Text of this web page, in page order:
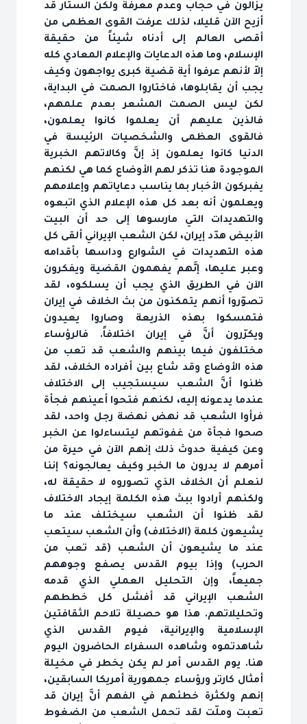
يزالون في حجاب وعدم معرفة ولكن الستار قد
أزيح الآن قليلا، لذلك عرفت القوى العظمى من
أقصى العالم إلى أدناه شيئاً من حقيقة
الإسلام، وما هذه الدعايات والإعلام المعادي كله
إلاّ لأنهم عرفوا أية قضية كبرى يواجهون وكيف
يجب أن يقابلوها، فاختاروا الصمت في البداية،
لكن ليس الصمت المشعر بعدم علمهم،
فالذين عليهم أن يعلموا كانوا يعلمون،
فالقوى العظمى والشخصيات الرئيسة في
الدنيا كانوا يعلمون إذ إنَّ وكالاتهم الخبرية
الموجودة هنا تذكر لهم الأوضاع كما هي لكنهم
يفبركون الأخبار بما يناسب دعاياتهم وإعلامهم
ويعلمون أنه بعد كل هذه الإعلام الذي اتبعوه
والتهديدات التي مارسوها إلى حد أن البيت
الأبيض هدّد إيران، لكن الشعب الإيراني ألقى كل‏
هذه التهديدات في الشوارع وداسها بأقدامه
وعبر عليها، إنَّهم يفهمون القضية ويفكرون
الآن في الطريق الذي يجب أن يسلكوه، لقد
تصوّروا أنهم يتمكنون من بث الخلاف في إيران
فتمسكوا بهذه الذريعة وصاروا يعيدون
ويكرّرون أنَّ في إيران اختلافاً. فالرؤساء
مختلفون فيما بينهم والشعب قد تعب من
هذه الأوضاع وقد شاع بين أفراده الخلاف، لقد
ظنوا أنَّ الشعب سيستجيب إلى الاختلاف
عندما يدعونه إليه، لكنهم فتحوا أعينهم فجأة
فرأوا الشعب قد نهض نهضة رجل واحد، لقد
صحوا فجأة من غفوتهم ليتساءلوا عن الخبر
وعن كيفية حدوث ذلك إنهم الآن في حيرة من
أمرهم لا يدرون ما الخبر وكيف يعالجونه؟ إننا
لنعلم أن الخلاف الذي تصوروه لا حقيقة له،
ولكنهم أرادوا ببث هذه الكلمة إيجاد الاختلاف
لقد ظنوا أن الشعب سيختلف عند ما
يشيعون كلمة (الاختلاف) وأن الشعب سيتعب
عند ما يشيعون أن الشعب (قد تعب من
الحرب) وإذا بيوم القدس يصفع وجوههم
جميعاً، وإن التحليل العملي الذي قدمه
الشعب الإيراني قد أفشل كل خططهم
وتحليلاتهم. هذا هو حصيلة تلاحم الثقافتين
الإسلامية والإيرانية، فيوم القدس الذي
شاهدتموه وشاهده السفراء الحاضرون اليوم
هنا. يوم القدس أمر لم يكن يخطر في مخيلة
أمثال كارتر ورؤساء جمهورية أمريكا السابقين،
إنهم ولكثرة خطئهم في الفهم أنَّ إيران قد
تعبت وملّت لقد تحمل الشعب من الضغوط